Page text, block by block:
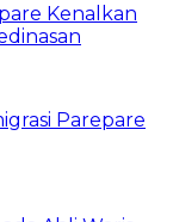
Kenalkan
Parepare